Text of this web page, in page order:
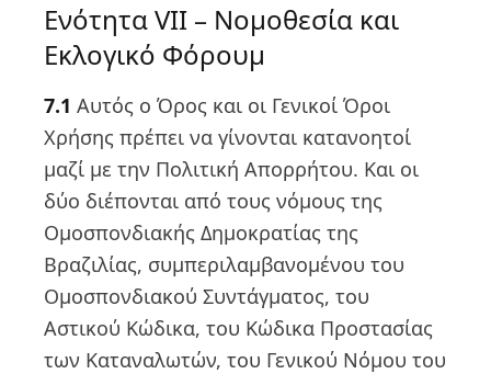
Ενότητα VII – Νομοθεσία και
Εκλογικό Φόρουμ
7.1 Αυτός ο Όρος και οι Γενικοί Όροι
Χρήσης πρέπει να γίνονται κατανοητοί
μαζί με την Πολιτική Απορρήτου. Και οι
δύο διέπονται από τους νόμους της
Ομοσπονδιακής Δημοκρατίας της
Βραζιλίας, συμπεριλαμβανομένου του
Ομοσπονδιακού Συντάγματος, του
Αστικού Κώδικα, του Κώδικα Προστασίας
των Καταναλωτών, του Γενικού Νόμου του